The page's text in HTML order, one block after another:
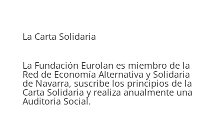
La Carta Solidaria
La Fundación Eurolan es miembro de la
Red de Economía Alternativa y Solidaria
de Navarra, suscribe los principios de la
Carta Solidaria y realiza anualmente una
Auditoria Social.